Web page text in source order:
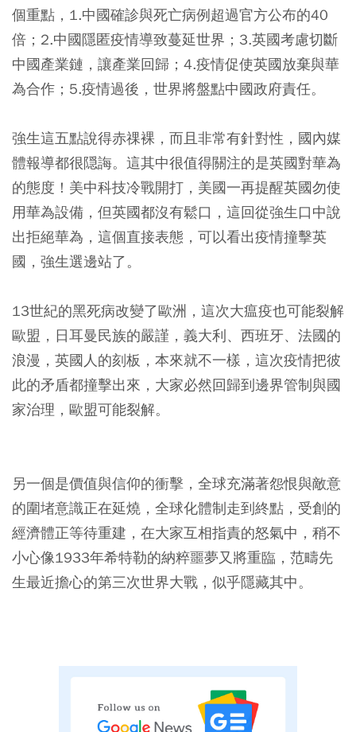
個重點，1.中國確診與死亡病例超過官方公布的40
倍；2.中國隱匿疫情導致蔓延世界；3.英國考慮切斷
中國產業鏈，讓產業回歸；4.疫情促使英國放棄與華
為合作；5.疫情過後，世界將盤點中國政府責任。
強生這五點說得赤祼裸，而且非常有針對性，國內媒
體報導都很隠誨。這其中很值得關注的是英國對華為
的態度！美中科技冷戰開打，美國一再提醒英國勿使
用華為設備，但英國都沒有鬆口，這回從強生口中說
出拒絕華為，這個直接表態，可以看出疫情撞擊英
國，強生選邊站了。
13世紀的黑死病改變了歐洲，這次大瘟疫也可能裂解
歐盟，日耳曼民族的嚴謹，義大利、西班牙、法國的
浪漫，英國人的刻板，本來就不一樣，這次疫情把彼
此的矛盾都撞擊出來，大家必然回歸到邊界管制與國
家治理，歐盟可能裂解。
另一個是價值與信仰的衝擊，全球充滿著怨恨與敵意
的圍堵意識正在延燒，全球化體制走到終點，受創的
經濟體正等待重建，在大家互相指責的怒氣中，稍不
小心像1933年希特勒的納粹噩夢又將重臨，范疇先
生最近擔心的第三次世界大戰，似乎隱藏其中。